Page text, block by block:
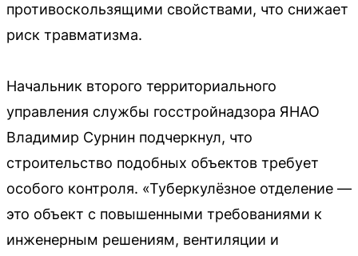
противоскользящими свойствами, что снижает
риск травматизма.
Начальник второго территориального
управления службы госстройнадзора ЯНАО
Владимир Сурнин подчеркнул, что
строительство подобных объектов требует
особого контроля. «Туберкулёзное отделение —
это объект с повышенными требованиями к
инженерным решениям, вентиляции и